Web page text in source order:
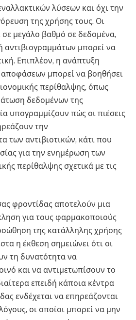
λύσεων και όχι την
της χρήσης τους. Οι
σε μεγάλο βαθμό σε δεδομένα,
μπορεί να
Επιπλέον, η ανάπτυξη
μπορεί να βοηθήσει
περίθαλψης, όπως
δεδομένων της
υπογραμμίζουν πώς οι πιέσεις
την
των αντιβιοτικών, κάτι που
για την ενημέρωση των
περίθαλψης σχετικά με τις
φροντίδας αποτελούν μια
για τους φαρμακοποιούς
της κατάλληλης χρήσης
η έκθεση σημειώνει ότι οι
τη δυνατότητα να
και να αντιμετωπίσουν το
επειδή κάποια κέντρα
ενδέχεται να επηρεάζονται
οι οποίοι μπορεί να μην